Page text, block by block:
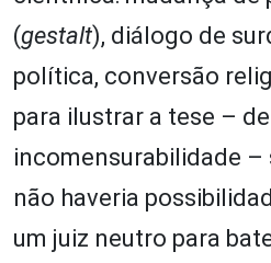
(gestalt), diálogo de
política, conversão
para ilustrar a tese –
incomensurabilidade –
não haveria
um juiz neutro para